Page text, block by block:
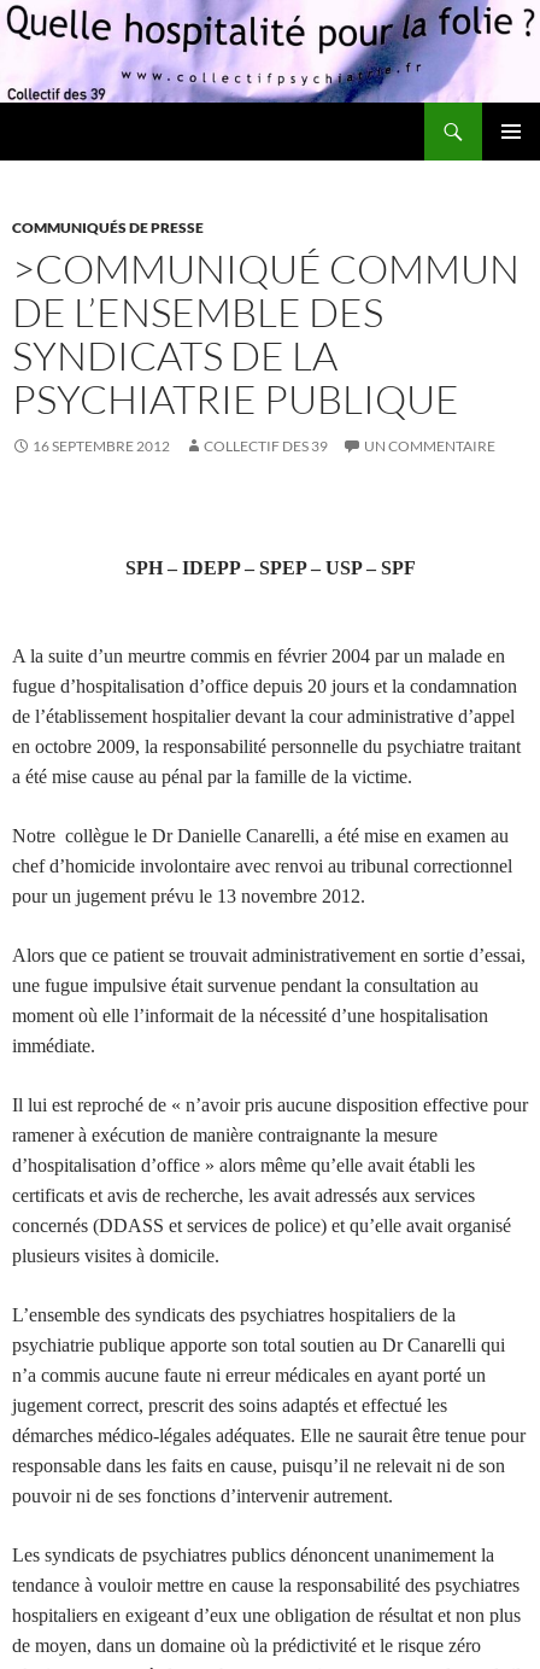
COMMUNIQUÉS DE PRESSE
>COMMUNIQUÉ COMMUN
DE L’ENSEMBLE DES
SYNDICATS DE LA
PSYCHIATRIE PUBLIQUE
16 SEPTEMBRE 2012 COLLECTIF DES 39 UN COMMENTAIRE
SPH – IDEPP – SPEP – USP – SPF
A la suite d’un meurtre commis en février 2004 par un malade en
fugue d’hospitalisation d’office depuis 20 jours et la condamnation
de l’établissement hospitalier devant la cour administrative d’appel
en octobre 2009, la responsabilité personnelle du psychiatre traitant
a été mise cause au pénal par la famille de la victime.
Notre collègue le Dr Danielle Canarelli, a été mise en examen au
chef d’homicide involontaire avec renvoi au tribunal correctionnel
pour un jugement prévu le 13 novembre 2012.
Alors que ce patient se trouvait administrativement en sortie d’essai,
une fugue impulsive était survenue pendant la consultation au
moment où elle l’informait de la nécessité d’une hospitalisation
immédiate.
Il lui est reproché de « n’avoir pris aucune disposition effective pour
ramener à exécution de manière contraignante la mesure
d’hospitalisation d’office » alors même qu’elle avait établi les
certificats et avis de recherche, les avait adressés aux services
concernés (DDASS et services de police) et qu’elle avait organisé
plusieurs visites à domicile.
L’ensemble des syndicats des psychiatres hospitaliers de la
psychiatrie publique apporte son total soutien au Dr Canarelli qui
n’a commis aucune faute ni erreur médicales en ayant porté un
jugement correct, prescrit des soins adaptés et effectué les
démarches médico-légales adéquates. Elle ne saurait être tenue pour
responsable dans les faits en cause, puisqu’il ne relevait ni de son
pouvoir ni de ses fonctions d’intervenir autrement.
Les syndicats de psychiatres publics dénoncent unanimement la
tendance à vouloir mettre en cause la responsabilité des psychiatres
hospitaliers en exigeant d’eux une obligation de résultat et non plus
de moyen, dans un domaine où la prédictivité et le risque zéro